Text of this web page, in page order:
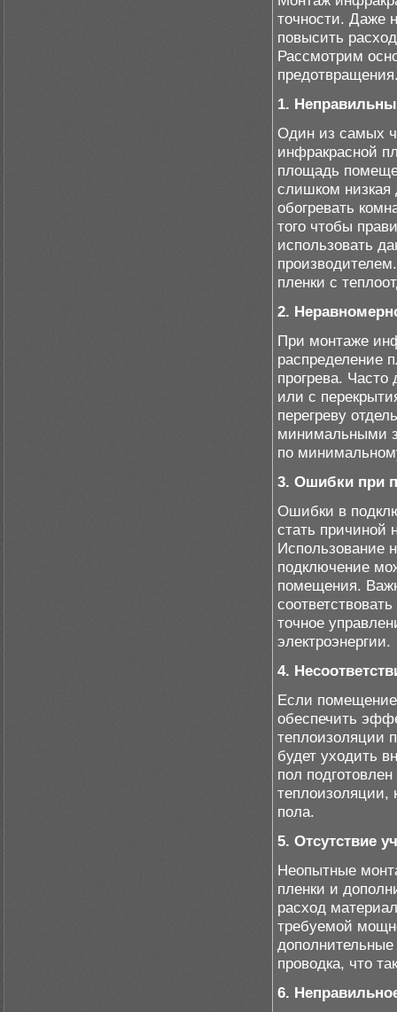
точности. Даже
повысить
Рассмотрим
1.
Один из самых
инфракрасной
площадь
слишком низкая
обогревать
того чтобы
использовать
пленки с
2.
При монтаже
распределение
прогрева.
или с
перегреву
минимальными
по
3. Ошибки при
Ошибки в
стать причиной
Использование
подключение
помещения.
точное
электроэнергии.
4.
Если
обеспечить
теплоизоляции
будет уходить
пол
теплоизоляции,
пола.
5. Отсутствие
Неопытные
пленки и
расход
требуемой
проводка, что
6.